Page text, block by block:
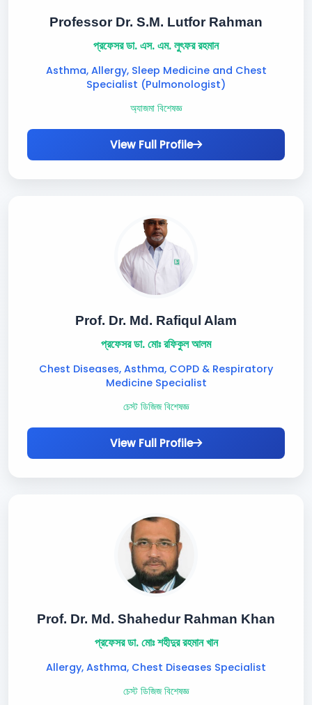
Professor Dr. S.M. Lutfor Rahman
প্রফেসর ডা. এস. এম. লুৎফর রহমান
Asthma, Allergy, Sleep Medicine and Chest
Specialist (Pulmonologist)
অ্যাজমা বিশেষজ্ঞ
View Full Profile
Prof. Dr. Md. Rafiqul Alam
প্রফেসর ডা. মোঃ রফিকুল আলম
Chest Diseases, Asthma, COPD & Respiratory
Medicine Specialist
চেস্ট ডিজিজ বিশেষজ্ঞ
View Full Profile
Prof. Dr. Md. Shahedur Rahman Khan
প্রফেসর ডা. মোঃ শহীদুর রহমান খান
Allergy, Asthma, Chest Diseases Specialist
চেস্ট ডিজিজ বিশেষজ্ঞ